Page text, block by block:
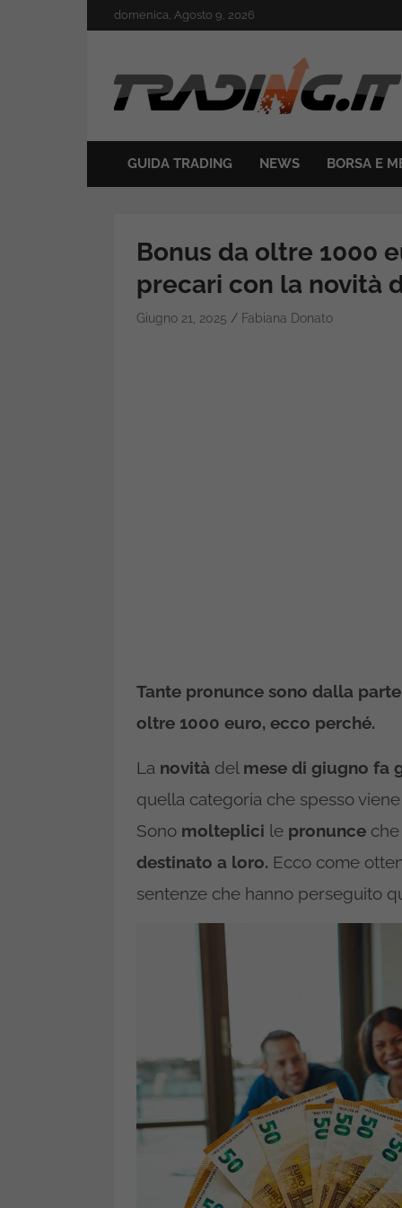
to
domenica, Agosto 9, 2026
Trading.it
GUIDA TRADING NEWS BORSA E
Bonus da oltre 1000
precari con la novità
Giugno 21, 2025 Fabiana Donato
Tante pronunce sono dalla
oltre 1000 euro, ecco perché.
La novità del mese di giugno fa
quella categoria che spesso
Sono molteplici le pronunce
destinato a loro. Ecco come
sentenze che hanno perseguito